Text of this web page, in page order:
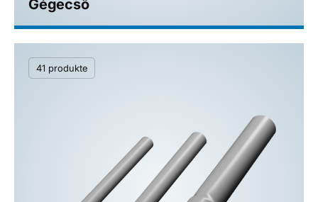
Gégecső
41 produkte